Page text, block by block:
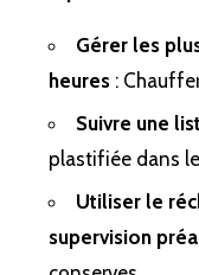
Gérer les
heures :
Suivre une
plastifiée dans
Utiliser le
supervision